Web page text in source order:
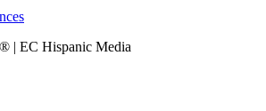
| EC Hispanic Media